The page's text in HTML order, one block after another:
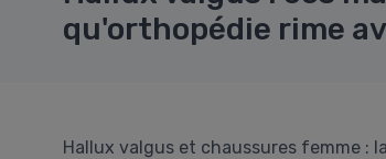
qu'orthopédie rime
Hallux valgus et chaussures femme :